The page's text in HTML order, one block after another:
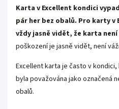
Karta v Excellent kondici
pár her bez obalů. Pro karty v
vždy jasně vidět, že karta
poškození je jasně vidět, není
Excellent karta je často v
byla považována jako označená
obalů.